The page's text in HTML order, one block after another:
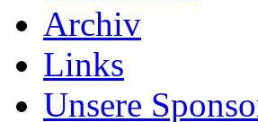
Archiv
Links
Unsere